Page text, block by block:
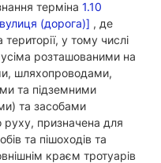
терміна 1.10
(дорога)] , де
у тому числі
розташованими на
шляхопроводами,
та підземними
та засобами
руху, призначена для
та пішоходів та
краєм тротуарів